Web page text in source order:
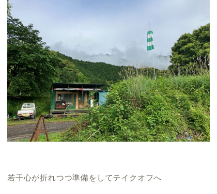
若干心が折れつつ準備をしてテイクオフへ